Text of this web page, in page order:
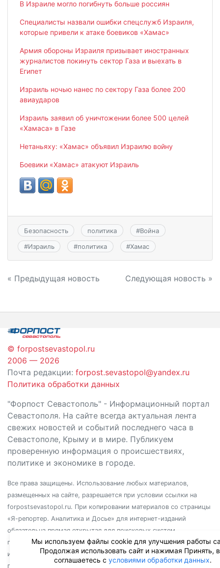
В Израиле могло погибнуть больше россиян
Специалисты назвали ошибки спецслужб Израиля,
которые привели к атаке боевиков «Хамас»
Армия обороны Израиля призывает иностранных
журналистов покинуть сектор Газа и выехать в
Египет
Израиль ночью нанес по сектору Газа более 200
авиаударов
Израиль заявил об уничтожении более 500 целей
«Хамаса» в Газе
Нетаньяху: «Хамас» объявил Израилю войну
Боевики «Хамас» атакуют Израиль
Безопасность политика #Война
#Израиль #политика #Хамас
Навигация
записям
« Предыдущая новость Следующая новость »
© forpostsevastopol.ru
2006 — 2026
Почта редакции: forpost.sevastopol@yandex.ru
Политика обработки данных
"Форпост Севастополь" - Информационный портал
Севастополя. На сайте всегда актуальная лента
свежих новостей и событий последнего часа в
Севастополе, Крыму и в мире. Публикуем
проверенную информация о происшествиях,
политике и экономике в городе.
Все права защищены. Использование любых материалов,
размещенных на сайте, разрешается при условии ссылки на
forpostsevastopol.ru. При копировании материалов со страницы
«Я-репортер. Аналитика и Досье» для интернет-изданий
обязательна прямая открытая для поисковых систем
гиперссылка. Независимо от полного или частичного
использования материалов, ссылка должна быть размещена в
подзаголовке или первом абзаце материала.
Мы используем файлы cookie для улучшения работы
Продолжая использовать сайт и нажимая Принять,
соглашаетесь с условиями обработки данных.